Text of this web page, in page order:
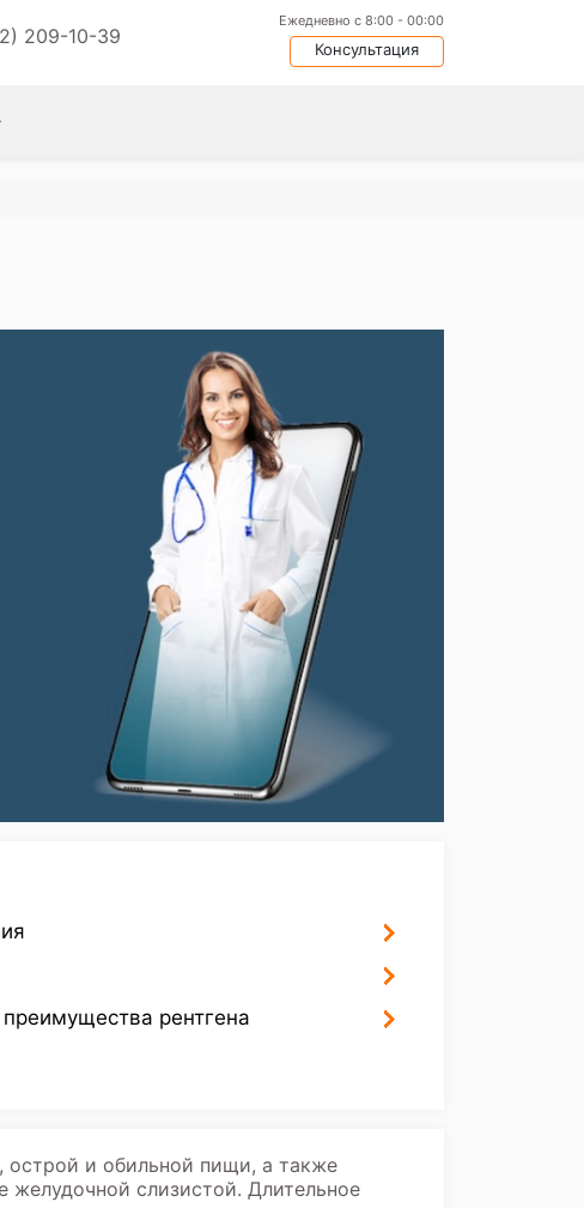
209-10-39
Ежедневно с 8:00 - 00:00
Консультация
рентгена
острой и обильной пищи, а также
слизистой. Длительное